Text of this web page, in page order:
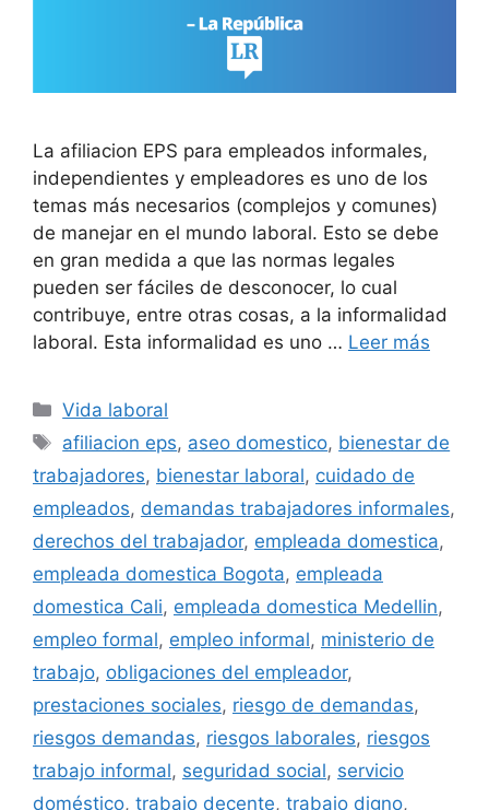
La afiliacion EPS para empleados informales,
independientes y empleadores es uno de los
temas más necesarios (complejos y comunes)
de manejar en el mundo laboral. Esto se debe
en gran medida a que las normas legales
pueden ser fáciles de desconocer, lo cual
contribuye, entre otras cosas, a la informalidad
laboral. Esta informalidad es uno … Leer más
Categorías
Vida laboral
Etiquetas
afiliacion eps, aseo domestico, bienestar de
trabajadores, bienestar laboral, cuidado de
empleados, demandas trabajadores informales,
derechos del trabajador, empleada domestica,
empleada domestica Bogota, empleada
domestica Cali, empleada domestica Medellin,
empleo formal, empleo informal, ministerio de
trabajo, obligaciones del empleador,
prestaciones sociales, riesgo de demandas,
riesgos demandas, riesgos laborales, riesgos
trabajo informal, seguridad social, servicio
doméstico, trabajo decente, trabajo digno,